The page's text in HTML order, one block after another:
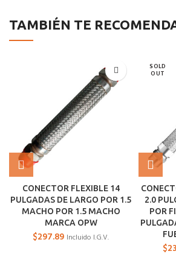
TAMBIÉN TE
CONECTOR FLEXIBLE 14
PULGADAS DE LARGO POR 1.5
MACHO POR 1.5 MACHO
MARCA OPW
$297.89 Incluido I.G.V.
SOLD
OUT
2.0
POR
$